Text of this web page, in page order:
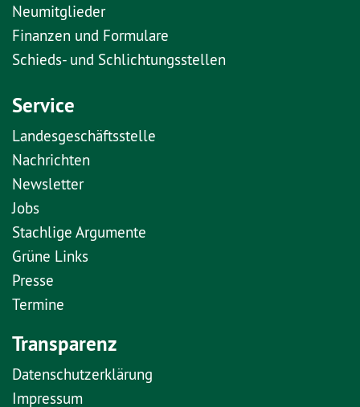
Neumitglieder
Finanzen und Formulare
Schieds- und Schlichtungsstellen
Service
Landesgeschäftsstelle
Nachrichten
Newsletter
Jobs
Stachlige Argumente
Grüne Links
Presse
Termine
Transparenz
Datenschutzerklärung
Impressum